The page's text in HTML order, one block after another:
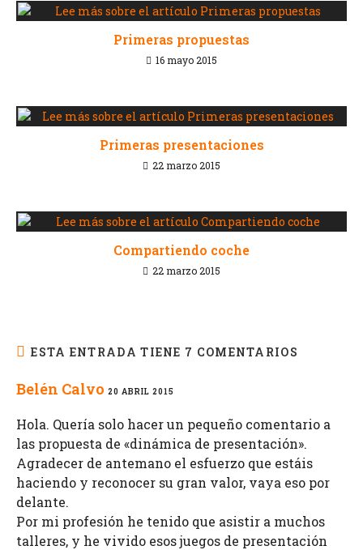
Primeras propuestas
16 mayo 2015
Primeras presentaciones
22 marzo 2015
Compartiendo coche
22 marzo 2015
ESTA ENTRADA TIENE 7 COMENTARIOS
Belén Calvo 20 ABRIL 2015
Hola. Quería solo hacer un pequeño comentario a
las propuesta de «dinámica de presentación».
Agradecer de antemano el esfuerzo que estáis
haciendo y reconocer su gran valor, vaya eso por
delante.
Por mi profesión he tenido que asistir a muchos
talleres, y he vivido esos juegos de presentación